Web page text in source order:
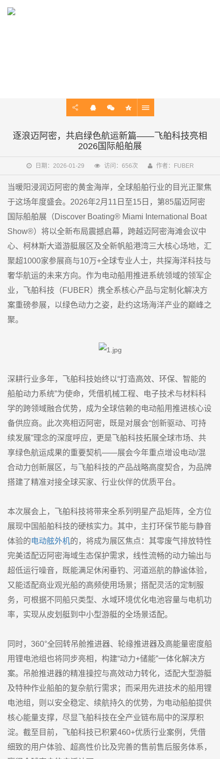
逐浪迈阿密，共启绿色航运新篇——飞舶科技亮相
2026国际船舶展
日期：2026-01-29 访问：656次 作者：FUBER
当暖阳浸润迈阿密的黄金海岸，全球船舶行业的目光正聚焦
于这场年度盛会。2026年2月11日至15日，第85届迈阿密
国际船舶展（Discover Boating® Miami International Boat
Show®）将以全新布局震撼启幕，跨越迈阿密海滩会议中
心、柯林斯大道游艇展区及全新帆船港湾三大核心场地，汇
聚超1000家参展商与10万+全球专业人士，共探海洋科技与
奢华航运的未来方向。作为电动船用推进系统领域的领军企
业，飞舶科技（FUBER）携全系核心产品与定制化解决方
案重磅参展，以绿色动力之姿，赴约这场海洋产业的巅峰之
聚。
深耕行业多年，飞舶科技始终以“打造高效、环保、智能的
船舶动力系统”为使命，凭借机械工程、电子技术与材料科
学的跨领域融合优势，成为全球信赖的电动船用推进核心设
备供应商。此次亮相迈阿密，既是对展会“创新驱动、可持
续发展”理念的深度呼应，更是飞舶科技拓展全球市场、共
享绿色航运成果的重要契机——展会今年重点增设电动/混
合动力创新展区，与飞舶科技的产品战略高度契合，为品牌
搭建了精准对接全球买家、行业伙伴的优质平台。
本次展会上，飞舶科技将带来全系列明星产品矩阵，全方位
展现中国船舶科技的硬核实力。其中，主打环保节能与静音
体验的电动舷外机的，将成为展区焦点：其零废气排放特性
完美适配迈阿密海域生态保护需求，线性流畅的动力输出与
超低运行噪音，既能满足休闲垂钓、河道巡航的静谧体验，
又能适配商业观光船的高频使用场景；搭配灵活的定制服
务，可根据不同船只类型、水域环境优化电池容量与电机功
率，实现从皮划艇到中小型游艇的全场景适配。
同时，360°全回转吊舱推进器、轮缘推进器及高能量密度船
用锂电池组也将同步亮相，构建“动力+储能”一体化解决方
案。吊舱推进器的精准操控与高效动力转化，适配大型游艇
及特种作业船舶的复杂航行需求；而采用先进技术的船用锂
电池组，则以安全稳定、续航持久的优势，为电动船舶提供
核心能量支撑，尽显飞舶科技在全产业链布局中的深厚积
淀。截至目前，飞舶科技已积累460+优质行业案例，凭借
细致的用户体验、超高性价比及完善的售前售后服务体系，